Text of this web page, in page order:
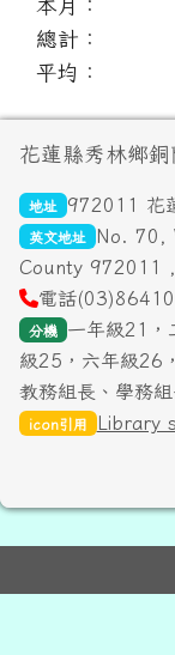
本月：
總計：
平均：
頁尾區域內
花蓮縣秀林鄉
地址 972011 花
英文地址
No. 70,
County 972011
電話
分機
一年級21，
級25，六年級26
教務組長、學務
icon引用 Library